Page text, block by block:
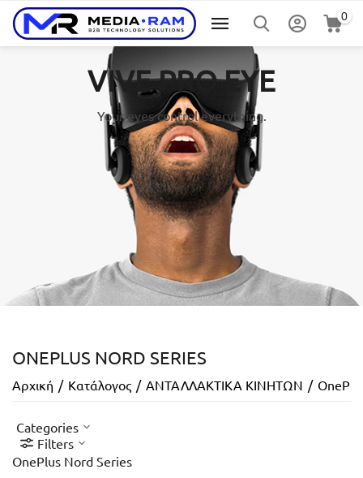
0
VIVE PRO EYE
Your eyes control everything.
ONEPLUS NORD SERIES
Αρχική / Κατάλογος / ΑΝΤΑΛΛΑΚΤΙΚΑ ΚΙΝΗΤΩΝ /
Categories
Filters
OnePlus Nord Series